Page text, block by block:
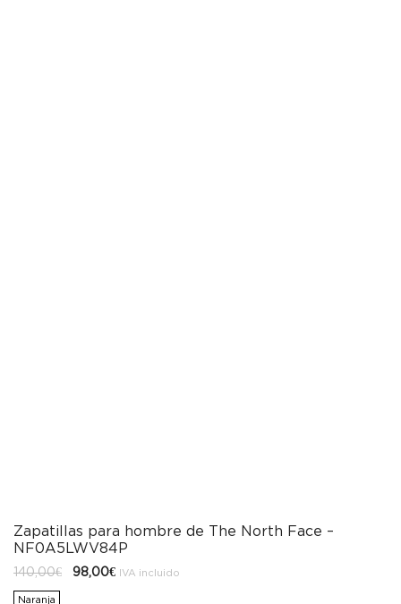
Zapatillas para hombre de The North Face –
NF0A5LWV84P
140,00€
El98,00€ElIVA incluido
Naranja